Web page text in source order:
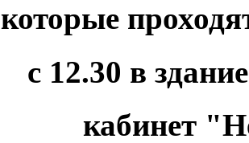
которые
с 12.30 в
кабинет